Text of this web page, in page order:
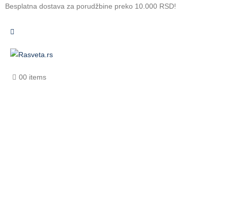
Besplatna dostava za porudžbine preko 10.000 RSD!
00 items